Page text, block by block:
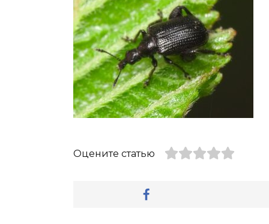
Оцените статью